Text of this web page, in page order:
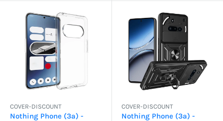
COVER-DISCOUNT
Nothing Phone (3a) -
COVER-DISCOUNT
Nothing Phone (3a) -